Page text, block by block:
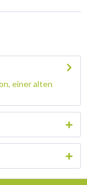
einer alten